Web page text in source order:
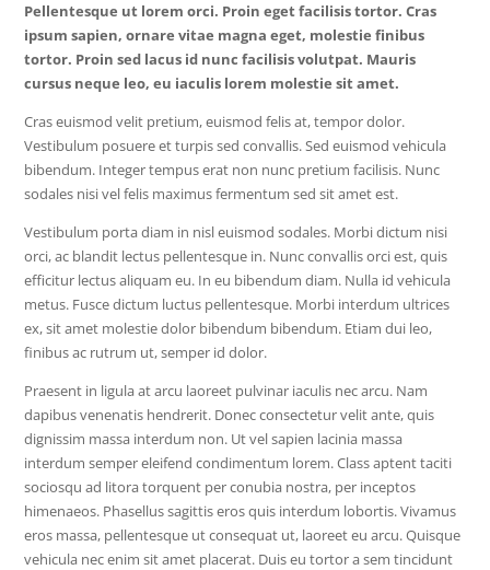
Pellentesque ut lorem orci. Proin eget facilisis tortor. Cras
ipsum sapien, ornare vitae magna eget, molestie finibus
tortor. Proin sed lacus id nunc facilisis volutpat. Mauris
cursus neque leo, eu iaculis lorem molestie sit amet.
Cras euismod velit pretium, euismod felis at, tempor dolor.
Vestibulum posuere et turpis sed convallis. Sed euismod vehicula
bibendum. Integer tempus erat non nunc pretium facilisis. Nunc
sodales nisi vel felis maximus fermentum sed sit amet est.
Vestibulum porta diam in nisl euismod sodales. Morbi dictum nisi
orci, ac blandit lectus pellentesque in. Nunc convallis orci est, quis
efficitur lectus aliquam eu. In eu bibendum diam. Nulla id vehicula
metus. Fusce dictum luctus pellentesque. Morbi interdum ultrices
ex, sit amet molestie dolor bibendum bibendum. Etiam dui leo,
finibus ac rutrum ut, semper id dolor.
Praesent in ligula at arcu laoreet pulvinar iaculis nec arcu. Nam
dapibus venenatis hendrerit. Donec consectetur velit ante, quis
dignissim massa interdum non. Ut vel sapien lacinia massa
interdum semper eleifend condimentum lorem. Class aptent taciti
sociosqu ad litora torquent per conubia nostra, per inceptos
himenaeos. Phasellus sagittis eros quis interdum lobortis. Vivamus
eros massa, pellentesque ut consequat ut, laoreet eu arcu. Quisque
vehicula nec enim sit amet placerat. Duis eu tortor a sem tincidunt